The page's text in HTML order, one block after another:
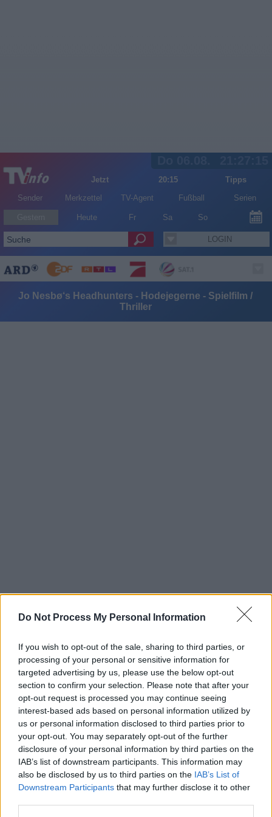
Do Not Process My Personal Information
If you wish to opt-out of the sale, sharing to third parties, or
processing of your personal or sensitive information for
targeted advertising by us, please use the below opt-out
section to confirm your selection. Please note that after your
opt-out request is processed you may continue seeing
interest-based ads based on personal information utilized by
us or personal information disclosed to third parties prior to
your opt-out. You may separately opt-out of the further
disclosure of your personal information by third parties on the
IAB’s list of downstream participants. This information may
also be disclosed by us to third parties on the IAB’s List of
Downstream Participants that may further disclose it to other
Jetzt 20:15
Tipps
Sender
Merkzettel TV-Agent Fußball Serien
Heute Fr Sa So
LOGIN
Jo Nesbø‘s Headhunters - Hodejegerne - Spielfilm /
Thriller
Jo Nesbø‘s Headhunters (Hodejegerne)
Dänemark/Deutschland/Norwegen/Schweden,2011
Spielfilm
Übersicht